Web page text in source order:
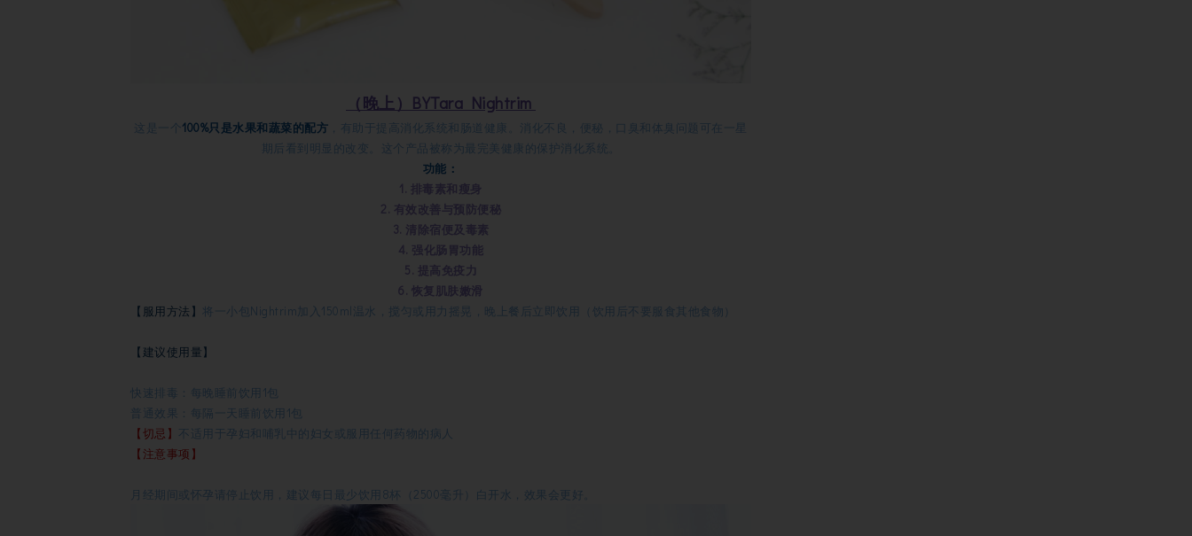
（晚上）BYTara Nightrim
这是一个100%只是水果和蔬菜的配方 ，有助于提高消化系统和肠道健康。消化不良，便秘，口臭和体臭问题可在一星
期后看到明显的改变。这个产品被称为最完美健康的保护消化系统。
功能：
1. 排毒素和瘦身
2. 有效改善与预防便秘
3. 清除宿便及毒素
4. 强化肠胃功能
5. 提高免疫力
6. 恢复肌肤嫩滑
【服用方法】 将一小包Nightrim加入150ml温水，搅匀或用力摇晃，晚上餐后立即饮用（饮用后不要服食其他食物）
【建议使用量】
快速排毒：每晚睡前饮用1包
普通效果：每隔一天睡前饮用1包
【切忌】 不适用于孕妇和哺乳中的妇女或服用任何药物的病人
【注意事项】
月经期间或怀孕请停止饮用，建议每日最少饮用8杯（2500毫升）白开水，效果会更好。